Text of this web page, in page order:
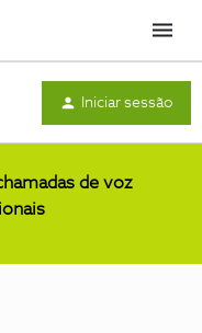
Menu
Iniciar sessão
de voz